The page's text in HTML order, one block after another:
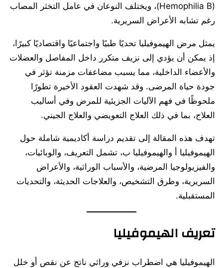
(Hemophilia B)، ويختلف النوعان في عامل التخثر المصاب
رغم تشابه الأعراض السريرية.
يمثل مرض الهيموفيليا تحديًا طبيًا واجتماعيًا واقتصاديًا كبيرًا،
إذ يمكن أن يؤدي إلى نزيف متكرر داخل المفاصل والعضلات
والأعضاء الداخلية، مما يسبب مضاعفات مزمنة تؤثر في
جودة حياة المرضى. وقد شهدت العقود الأخيرة تطورًا
ملحوظًا في فهم الآليات الجزيئية للمرض وفي أساليب
العلاج، بما في ذلك العلاج التعويضي والعلاج الجيني.
تهدف هذه المقالة إلى تقديم دراسة أكاديمية شاملة حول
الهيموفيليا أ والهيموفيليا ب، تشمل التعريف، والوبائيات،
والفيزيولوجيا المرضية، والأسباب الوراثية، والأعراض
السريرية، وطرق التشخيص، والعلاجات الحديثة، والتحديات
المستقبلية.
تعريف الهيموفيليا
الهيموفيليا هي اضطراب نزفي وراثي ناتج عن نقص أو خلل